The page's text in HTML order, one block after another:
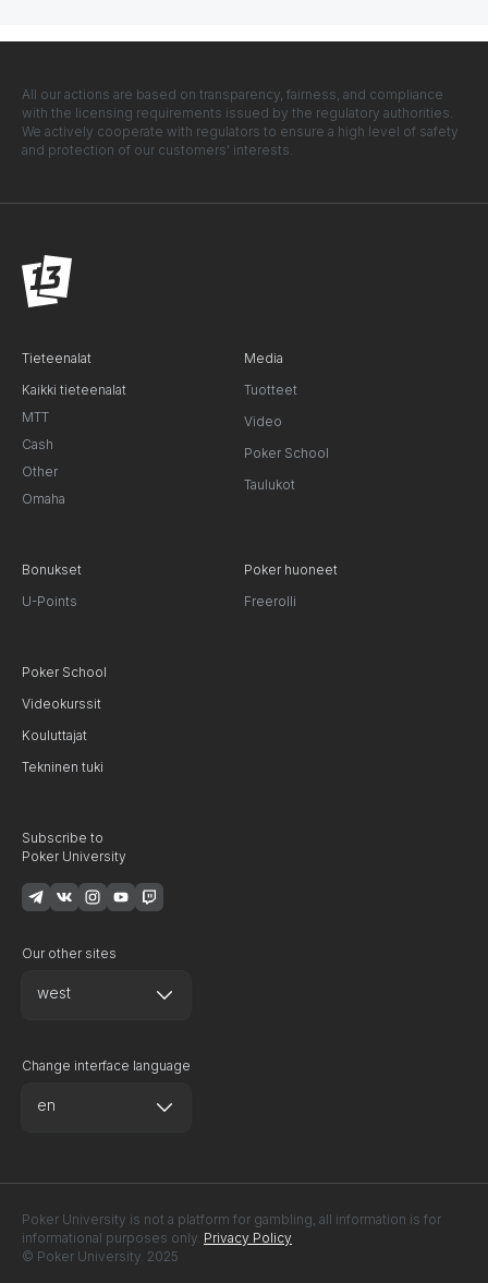
All our actions are based on transparency, fairness, and compliance
with the licensing requirements issued by the regulatory authorities.
We actively cooperate with regulators to ensure a high level of safety
and protection of our customers' interests.
Tieteenalat
Kaikki tieteenalat
MTT
Cash
Other
Omaha
Media
Tuotteet
Video
Poker School
Taulukot
Bonukset
U-Points
Poker huoneet
Freerolli
Poker School
Videokurssit
Kouluttajat
Tekninen tuki
Subscribe to
Poker University
Our other sites
west
Change interface language
en
© Poker University. 2025
Poker University is not a platform for gambling, all information is for
informational purposes only. Privacy Policy